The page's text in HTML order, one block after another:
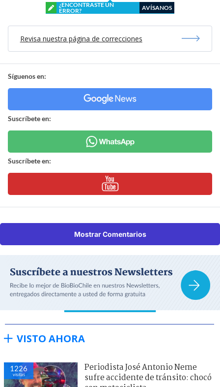
¿ENCONTRASTE UN
ERROR?
AVÍSANOS
Revisa nuestra página de correcciones
Síguenos en:
Suscríbete en:
Suscríbete en:
Mostrar Comentarios
VISTO AHORA
1226
visitas
Periodista José Antonio Neme
sufre accidente de tránsito: chocó